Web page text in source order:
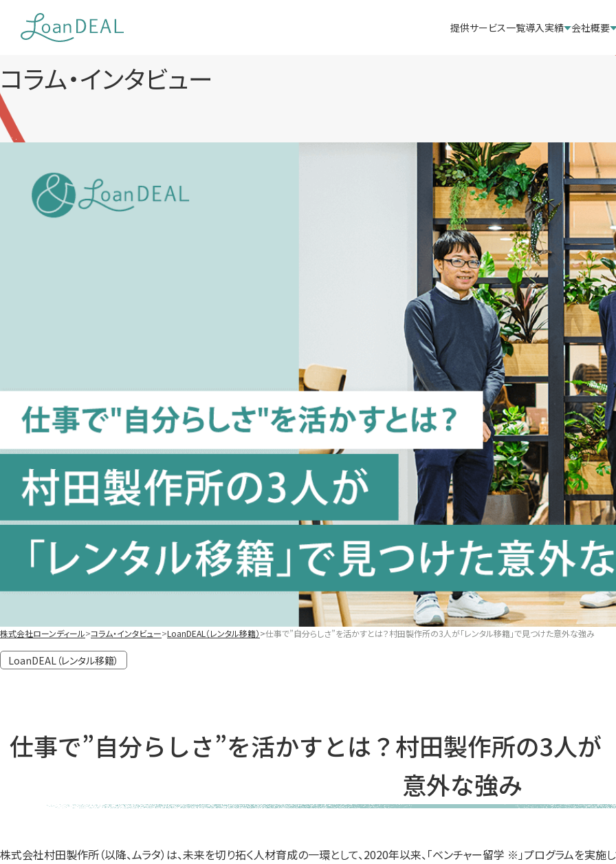
content
提供サービス一覧導入実績 会社概要
コラム・インタビュー
株式会社ローンディール コラム・インタビュー LoanDEAL（レンタル移籍） 仕事で”自分らしさ”を活かすとは？村田製作所の3人が「レンタル移籍」で見つけた意外な強み
LoanDEAL（レンタル移籍）
仕事で”自分らしさ”を活かすとは？村田製作所の3人
意外な強み
株式会社村田製作所（以降、ムラタ）は、未来を切り拓く人材育成の一環として、2020年以来、「ベンチャー留学 ※」プログラムを実